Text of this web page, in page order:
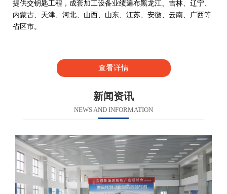
提供交钥匙工程，成套加工设备业绩遍布黑龙江、吉林、辽宁、
内蒙古、天津、河北、山西、山东、江苏、安徽、云南、广西等
省区市。
查看详情
新闻资讯
NEWS AND INFORMATION